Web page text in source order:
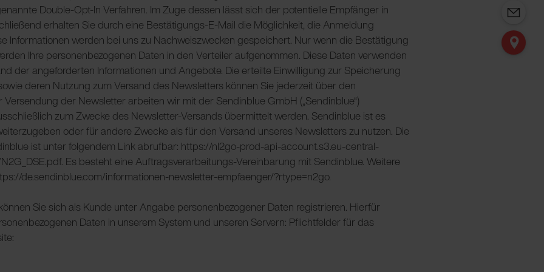
Double-Opt-In Verfahren. Im Zuge dessen lässt sich der potentielle Empfänger in
erhalten Sie durch eine Bestätigungs-E-Mail die Möglichkeit, die Anmeldung
Informationen werden bei uns zu Nachweiszwecken gespeichert. Nur wenn die Bestätigung
Ihre personenbezogenen Daten in den Verteiler aufgenommen. Diese Daten verwenden
der angeforderten Informationen und Angebote. Die erteilte Einwilligung zur Speicherung
deren Nutzung zum Versand des Newsletters können Sie jederzeit über den
der Newsletter arbeiten wir mit der Sendinblue GmbH („Sendinblue“)
zum Zwecke des Newsletter-Versands übermittelt werden. Sendinblue ist es
oder für andere Zwecke als für den Versand unseres Newsletters zu nutzen. Die
ist unter folgendem Link abrufbar: https://nl2go-prod-api-account.s3.eu-central-
Es besteht eine Auftragsverarbeitungs-Vereinbarung mit Sendinblue. Weitere
de.sendinblue.com/informationen-newsletter-empfaenger/?rtype=n2go.
Sie sich als Kunde unter Angabe personenbezogener Daten registrieren. Hierfür
Daten in unserem System und unseren Servern: Pflichtfelder für das